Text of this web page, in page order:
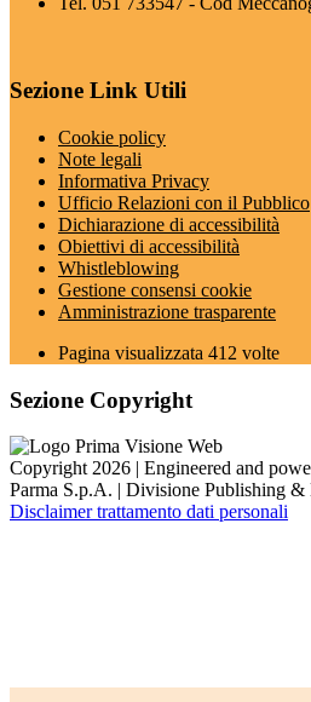
Sezione Link Utili
Cookie policy
Note legali
Informativa Privacy
Ufficio Relazioni con il Pubblico
Dichiarazione di accessibilità
Obiettivi di accessibilità
Whistleblowing
Gestione consensi cookie
Amministrazione trasparente
Pagina visualizzata 412 volte
Sezione Copyright
Copyright 2026 | Engineered and
Parma S.p.A. | Divisione Publishing
Disclaimer trattamento dati personali